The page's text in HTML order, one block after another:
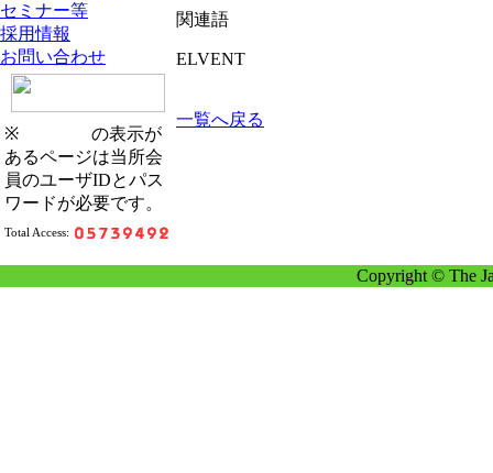
セミナー等
採用情報
お問い合わせ
※
の表示が
あるページは当所会
員のユーザIDとパス
ワードが必要です。
Total Access:
関連語
ELVENT
一覧へ戻る
Copyright © The